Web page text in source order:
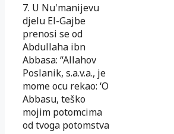
7. U Nu'manijevu
djelu El-Gajbe
prenosi se od
Abdullaha ibn
Abbasa: “Allahov
Poslanik, s.a.v.a., je
mome ocu rekao: ‘O
Abbasu, teško
mojim potomcima
od tvoga potomstva